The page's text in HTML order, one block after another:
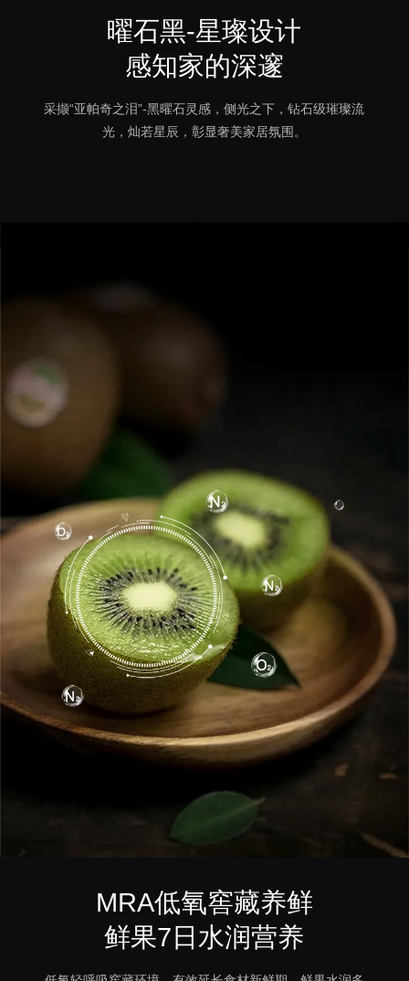
曜石黑-星璨设计
感知家的深邃
采撷“亚帕奇之泪”-黑曜石灵感，侧光之下，钻石级璀璨流
光，灿若星辰，彰显奢美家居氛围。
MRA低氧窖藏养鲜
鲜果7日水润营养